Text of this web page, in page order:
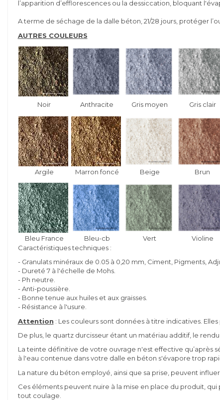
l’apparition d’efflorescences ou la dessiccation, bloquant
A terme de séchage de la dalle béton, 21/28 jours, protéger
AUTRES COULEURS
Noir Anthracite Gris moyen Gris clair
Argile Marron foncé Beige Brun
Bleu France Bleu-cb Vert Violine
Caractéristiques techniques :
- Granulats minéraux de 0.05 à 0,20 mm, Ciment, Pigments,
- Dureté 7 à l'échelle de Mohs.
- Ph neutre.
- Anti-poussière.
- Bonne tenue aux huiles et aux graisses.
- Résistance à l'usure.
Attention : Les couleurs sont données à titre indicatives.
De plus, le quartz durcisseur étant un matériau additif, le
La teinte définitive de votre ouvrage n'est effective qu’après
à l'eau contenue dans votre dalle en béton s'évapore trop
La nature du béton employé, ainsi que sa prise, peuvent
Ces éléments peuvent nuire à la mise en place du produit,
tout coulage.